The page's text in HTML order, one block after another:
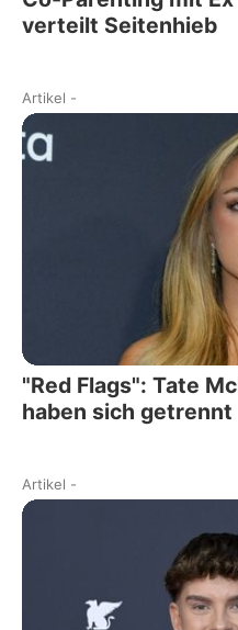
verteilt Seitenhieb
Artikel -
"Red Flags": Tate
haben sich getrennt
Artikel -